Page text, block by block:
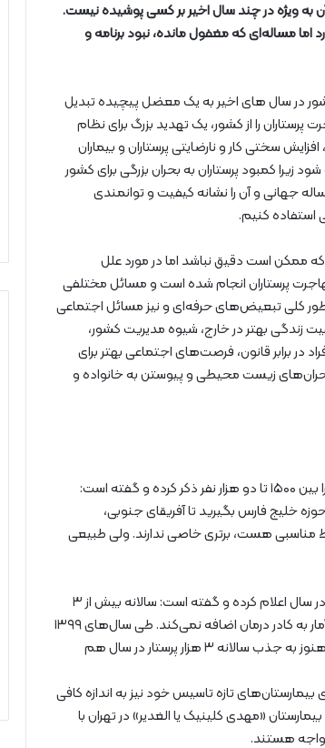
به ویژه در چند سال اخیر بر کسی پوشیده نیست.
اما مساله‌ای که مغفول مانده، نبود برنامه و
در سال های اخیر به یک معضل پیچیده تبدیل
را از کشور، یک تهدید بزرگ برای نظام
سختی کار و نارضایتی پرستاران و بیماران
کمبود پرستاران به بحران بزرگی برای کشور
جهانی و آن را نشانه کیفیت و توانمندی
استفاده کنیم.
ممکن است دقیق نباشد اما در مورد علل
پرستاران انجام شده است و مسائل مختلفی
طور کلی تبعیض‌های حرفه‌ای و نیز مسائل اجتماعی
زندگی بهتر در خارج، شیوه مدیریت کشور،
در برابر قانون، فرصت‌های اجتماعی بهتر برای
زیست محیطی و پیوستن به خانواده و
آمار مهاجرت پرستاران را بین ۱۵۰۰ تا دو هزار نفر ذکر کرده و گفته است:
خلیج فارس بگیرید تا آفریقای جنوبی،
مناسبی هست، برتری خاصی ندارند. ولی طبیعی
اما این آمار را بیش از ۳ هزار نفر در سال اعلام کرده و گفته است:‌ سالانه بیش از ۳
هزار پرستار از کشور مهاجرت می‌کنند اما وزارت بهداشت حتی اندازه همین آمار به کادر درمان اضافه نمی‌کند. طی سال‌های ۱۳۹۹
تا ۱۴۰۲ قرار شده ۱۲ هزار پرستار استخدام شوند که این روند تکمیل نشده و هنوز به جذب سالانه ۳ هزار پرستار در سال هم
بیمارستان‌های تازه تاسیس خود نیز به اندازه کافی
«مهدی کلینیک یا الغدیر» در تهران با
هستند.